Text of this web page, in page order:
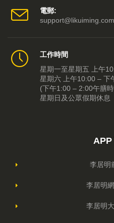
電郵:
support@likuiming.com
工作時間
星期一至星期五 上午
星期六 上午10:00 – 下
(下午1:00 – 2:00午膳
星期日及公眾假期休息
APP
李居明
李居明
李居明